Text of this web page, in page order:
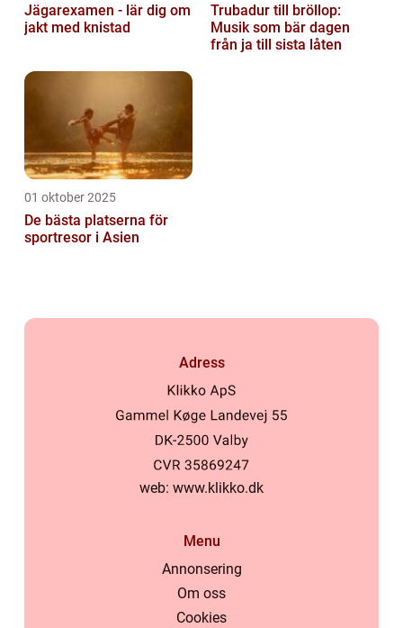
Jägarexamen - lär dig om
jakt med knistad
Trubadur till bröllop:
Musik som bär dagen
från ja till sista låten
01 oktober 2025
De bästa platserna för
sportresor i Asien
Adress
web: www.klikko.dk
Menu
Annonsering
Om oss
Cookies